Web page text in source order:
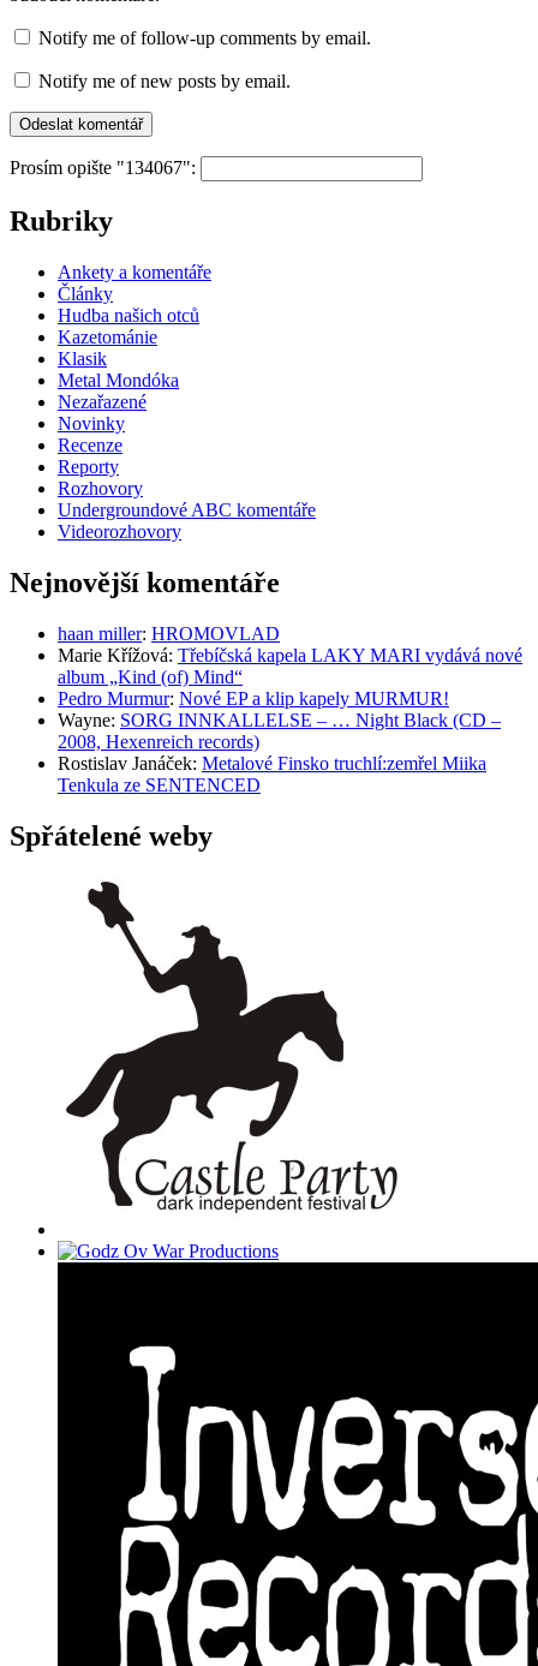
Notify me of follow-up comments by email.
Notify me of new posts by email.
Prosím opište "134067":
Rubriky
Ankety a komentáře
Články
Hudba našich otců
Kazetománie
Klasik
Metal Mondóka
Nezařazené
Novinky
Recenze
Reporty
Rozhovory
Undergroundové ABC komentáře
Videorozhovory
Nejnovější komentáře
haan miller: HROMOVLAD
Marie Křížová: Třebíčská kapela LAKY MARI vydává nové
album „Kind (of) Mind“
Pedro Murmur: Nové EP a klip kapely MURMUR!
Wayne: SORG INNKALLELSE – … Night Black (CD –
2008, Hexenreich records)
Rostislav Janáček: Metalové Finsko truchlí:zemřel Miika
Tenkula ze SENTENCED
Spřátelené weby